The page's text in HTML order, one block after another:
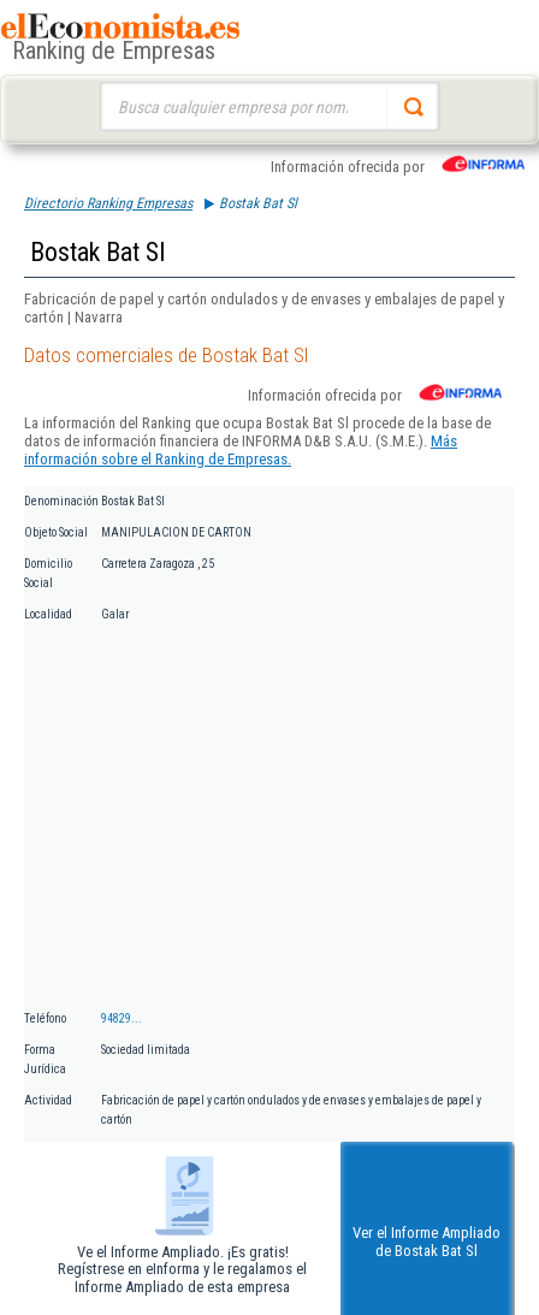
Ranking de Empresas
Información ofrecida por
Directorio Ranking Empresas Bostak Bat Sl
Bostak Bat Sl
Fabricación de papel y cartón ondulados y de envases y embalajes de papel y
cartón | Navarra
Datos comerciales de Bostak Bat Sl
Información ofrecida por
La información del Ranking que ocupa Bostak Bat Sl procede de la base de
datos de información financiera de INFORMA D&B S.A.U. (S.M.E.). Más
información sobre el Ranking de Empresas.
Denominación Bostak Bat Sl
Objeto Social MANIPULACION DE CARTON
Domicilio
Social
Carretera Zaragoza , 25
Localidad Galar
Teléfono 94829...
Forma
Jurídica
Sociedad limitada
Actividad
Fabricación de papel y cartón ondulados y de envases y embalajes de papel y
cartón
Ve el Informe Ampliado. ¡Es gratis!
Regístrese en eInforma y le regalamos el
Informe Ampliado de esta empresa
Ver el Informe Ampliado
de Bostak Bat Sl